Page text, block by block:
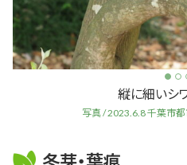
縦に細いシ
写真 / 2023.6.8 千葉市